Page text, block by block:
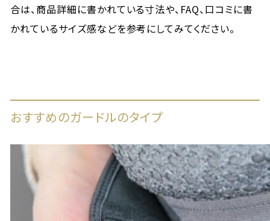
合は、商品詳細に書かれている寸法や、FAQ、口コミに書
かれているサイズ感などを参考にしてみてください。
おすすめのガードルのタイプ